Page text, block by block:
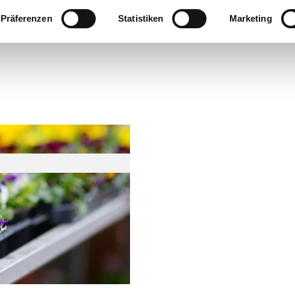
Präferenzen Statistiken Marketing